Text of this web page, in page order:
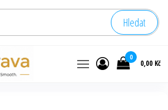
Hledat
0
0,00 Kč